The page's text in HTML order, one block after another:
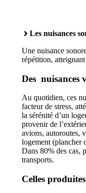
Les nuisances
Une nuisance
répétition,
Des nuisances
Au quotidien, ces
facteur de stress,
la sérénité d’un
provenir de
avions, autoroutes,
logement (plancher
Dans 80% des cas,
transports.
Celles